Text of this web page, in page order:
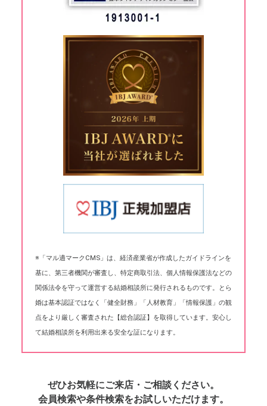
※「マル適マークCMS」は、経済産業省が作成したガイドラインを
基に、第三者機関が審査し、特定商取引法、個人情報保護法などの
関係法令を守って運営する結婚相談所に発行されるものです。とら
婚は基本認証ではなく「健全財務」「人材教育」「情報保護」の観
点をより厳しく審査された【総合認証】を取得しています。安心し
て結婚相談所を利用出来る安全な証になります。
ぜひお気軽にご来店・ご相談ください。
会員検索や条件検索をお試しいただけます。